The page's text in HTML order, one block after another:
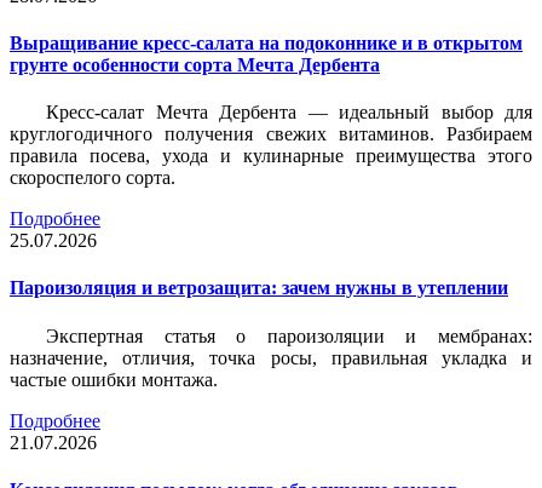
Выращивание кресс-салата на подоконнике и в открытом
грунте особенности сорта Мечта Дербента
Кресс-салат Мечта Дербента — идеальный выбор для
круглогодичного получения свежих витаминов. Разбираем
правила посева, ухода и кулинарные преимущества этого
скороспелого сорта.
Подробнее
25.07.2026
Пароизоляция и ветрозащита: зачем нужны в утеплении
Экспертная статья о пароизоляции и мембранах:
назначение, отличия, точка росы, правильная укладка и
частые ошибки монтажа.
Подробнее
21.07.2026